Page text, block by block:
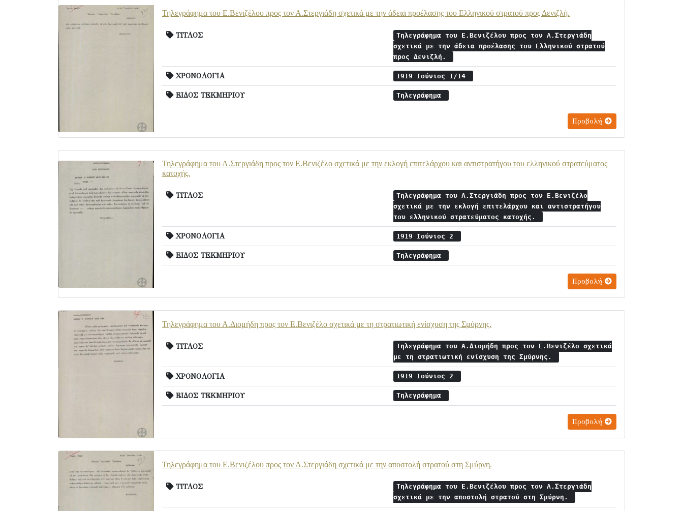
Τηλεγράφημα του Ε.Βενιζέλου προς τον Α.Στεργιάδη σχετικά με την άδεια προέλασης του Ελληνικού στρατού προς Δενιζλή.
ΤΙΤΛΟΣ
Τηλεγράφημα του Ε.Βενιζέλου προς τον Α.Στεργιάδη
σχετικά με την άδεια προέλασης του Ελληνικού στρατού
προς Δενιζλή.
ΧΡΟΝΟΛΟΓΙΑ 1919 Ιούνιος 1/14
ΕΙΔΟΣ ΤΕΚΜΗΡΙΟΥ Τηλεγράφημα
Προβολή
Τηλεγράφημα του Α.Στεργιάδη προς τον Ε.Βενιζέλο σχετικά με την εκλογή επιτελάρχου και αντιστρατήγου του ελληνικού στρατεύματος
κατοχής.
ΤΙΤΛΟΣ
Τηλεγράφημα του Α.Στεργιάδη προς τον Ε.Βενιζέλο
σχετικά με την εκλογή επιτελάρχου και αντιστρατήγου
του ελληνικού στρατεύματος κατοχής.
ΧΡΟΝΟΛΟΓΙΑ 1919 Ιούνιος 2
ΕΙΔΟΣ ΤΕΚΜΗΡΙΟΥ Τηλεγράφημα
Προβολή
Τηλεγράφημα του Α.Διομήδη προς τον Ε.Βενιζέλο σχετικά με τη στρατιωτική ενίσχυση της Σμύρνης.
ΤΙΤΛΟΣ
Τηλεγράφημα του Α.Διομήδη προς τον Ε.Βενιζέλο σχετικά
με τη στρατιωτική ενίσχυση της Σμύρνης.
ΧΡΟΝΟΛΟΓΙΑ 1919 Ιούνιος 2
ΕΙΔΟΣ ΤΕΚΜΗΡΙΟΥ Τηλεγράφημα
Προβολή
Τηλεγράφημα του Ε.Βενιζέλου προς τον Α.Στεργιάδη σχετικά με την αποστολή στρατού στη Σμύρνη.
ΤΙΤΛΟΣ
Τηλεγράφημα του Ε.Βενιζέλου προς τον Α.Στεργιάδη
σχετικά με την αποστολή στρατού στη Σμύρνη.